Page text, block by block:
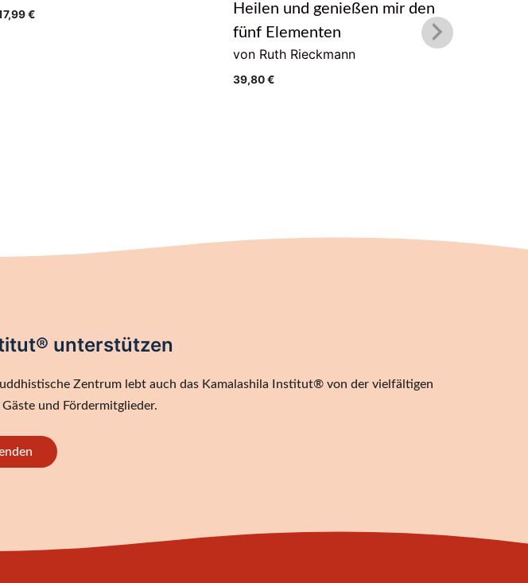
€
Heilen und genießen mir den
fünf Elementen
von Ruth Rieckmann
39,80€
unterstützen
Zentrum lebt auch das Kamalashila Institut® von der vielfältigen
und Fördermitglieder.